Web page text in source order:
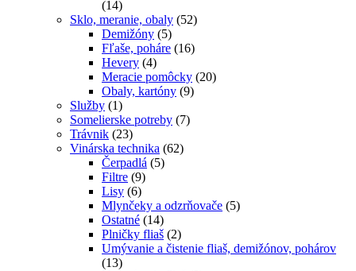
(14)
Sklo, meranie, obaly (52)
Demižóny (5)
Fľaše, poháre (16)
Hevery (4)
Meracie pomôcky (20)
Obaly, kartóny (9)
Služby (1)
Somelierske potreby (7)
Trávnik (23)
Vinárska technika (62)
Čerpadlá (5)
Filtre (9)
Lisy (6)
Mlynčeky a odzrňovače (5)
Ostatné (14)
Plničky fliaš (2)
Umývanie a čistenie fliaš, demižónov, pohárov
(13)